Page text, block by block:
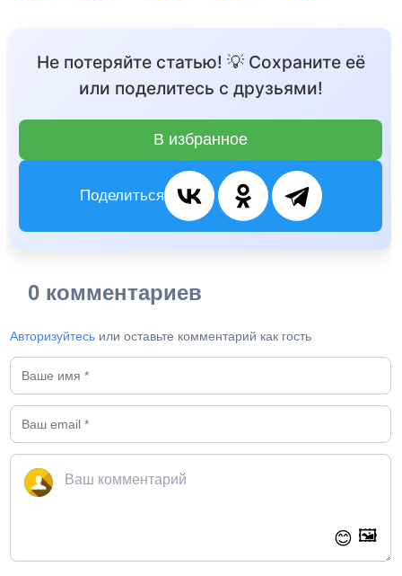
Не потеряйте статью! 💡 Сохраните её
или поделитесь с друзьями!
В избранное
Поделиться
0 комментариев
Авторизуйтесь или оставьте комментарий как гость
😊 🖼️